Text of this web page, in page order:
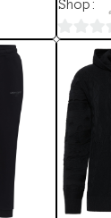
Shop:
von